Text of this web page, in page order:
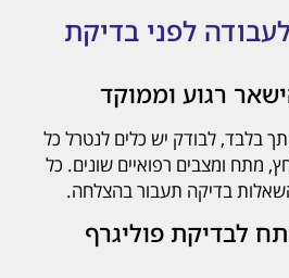
לפני בדיקת
רגוע וממוקד
בלבד, לבודק יש כלים לנטרל כל
ומצבים רפואיים שונים. כל
בדיקה תעבור בהצלחה.
לבדיקת פוליגרף